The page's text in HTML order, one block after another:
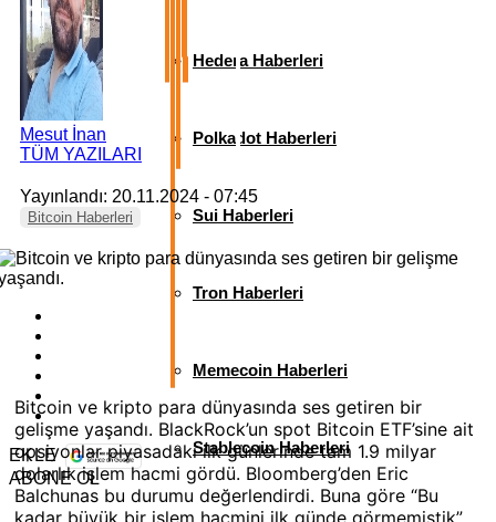
Hedera Haberleri
Polkadot Haberleri
Sui Haberleri
Tron Haberleri
Memecoin Haberleri
Stablecoin Haberleri
Mesut İnan
TÜM YAZILARI
Yayınlandı: 20.11.2024 - 07:45
Bitcoin Haberleri
EKLE
ABONE OL
Bitcoin ve kripto para dünyasında ses getiren bir
gelişme yaşandı. BlackRock’un spot Bitcoin ETF’sine ait
opsiyonlar piyasadaki ilk günlerinde tam 1.9 milyar
dolarlık işlem hacmi gördü. Bloomberg’den Eric
Balchunas bu durumu değerlendirdi. Buna göre “Bu
kadar büyük bir işlem hacmini ilk günde görmemiştik”